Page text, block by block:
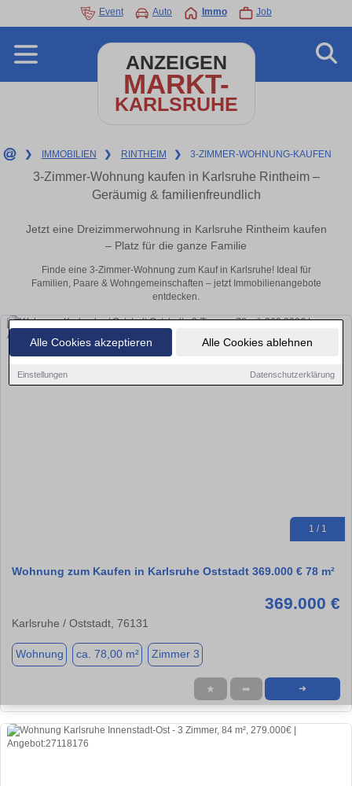
Alle Cookies akzeptieren Alle Cookies ablehnen
Einstellungen Datenschutzerklärung
Event Auto Immo Job
ANZEIGEN
MARKT-
KARLSRUHE
❯ IMMOBILIEN ❯ RINTHEIM ❯ 3-ZIMMER-WOHNUNG-KAUFEN
3-Zimmer-Wohnung kaufen in Karlsruhe Rintheim –
Geräumig & familienfreundlich
Jetzt eine Dreizimmerwohnung in Karlsruhe Rintheim kaufen
– Platz für die ganze Familie
Finde eine 3-Zimmer-Wohnung zum Kauf in Karlsruhe! Ideal für
Familien, Paare & Wohngemeinschaften – jetzt Immobilienangebote
entdecken.
1 / 1
Wohnung zum Kaufen in Karlsruhe Oststadt 369.000 € 78 m²
369.000 €
Karlsruhe / Oststadt, 76131
Wohnung ca. 78,00 m² Zimmer 3
★ ➦ ➜